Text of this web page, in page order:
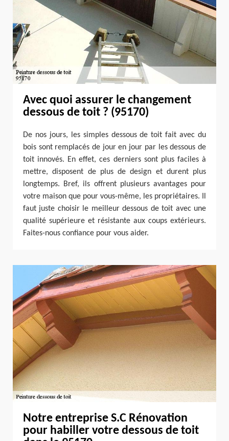
Avec quoi assurer le changement
dessous de toit ? (95170)
De nos jours, les simples dessous de toit fait avec du
bois sont remplacés de jour en jour par les dessous de
toit innovés. En effet, ces derniers sont plus faciles à
mettre, disposent de plus de design et durent plus
longtemps. Bref, ils offrent plusieurs avantages pour
votre maison que pour vous-même, les propriétaires. Il
faut juste choisir le meilleur dessous de toit avec une
qualité supérieure et résistante aux coups extérieurs.
Faites-nous confiance pour vous aider.
Notre entreprise S.C Rénovation
pour habiller votre dessous de toit